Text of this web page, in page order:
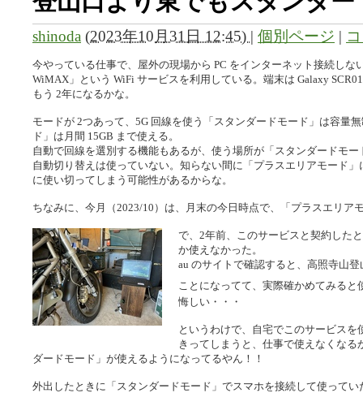
shinoda (2023年10月31日 12:45) | 個別ページ |
今やっている仕事で、屋外の現場から PC をインターネット接続し
WiMAX」という WiFi サービスを利用している。端末は Galaxy
もう 2年になるかな。
モードが 2つあって、5G 回線を使う「スタンダードモード」は容量
ド」は月間 15GB まで使える。
自動で回線を選別する機能もあるが、使う場所が「スタンダードモ
自動切り替えは使っていない。知らない間に「プラスエリアモード
に使い切ってしまう可能性があるからな。
ちなみに、今月（2023/10）は、月末の今日時点で、「プラスエリア
で、2年前、このサービスと契約した
か使えなかった。
au のサイトで確認すると、高照寺山
ことになってて、実際確かめてみると
悔しい・・・
というわけで、自宅でこのサービス
きってしまうと、仕事で使えなくな
ダードモード」が使えるようになってるやん！！
外出したときに「スタンダードモード」でスマホを接続して使って